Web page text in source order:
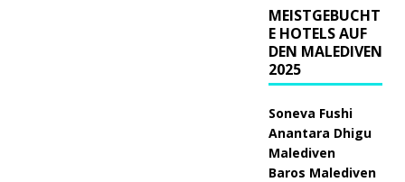
MEISTGEBUCHT
E HOTELS AUF
DEN MALEDIVEN
2025
Soneva Fushi
Anantara Dhigu
Malediven
Baros Malediven